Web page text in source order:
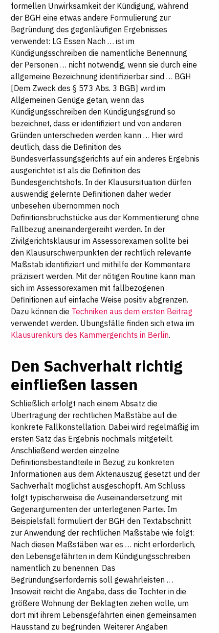
formellen Unwirksamkeit der Kündigung, während
der BGH eine etwas andere Formulierung zur
Begründung des gegenläufigen Ergebnisses
verwendet: LG Essen Nach … ist im
Kündigungsschreiben die namentliche Benennung
der Personen … nicht notwendig, wenn sie durch eine
allgemeine Bezeichnung identifizierbar sind … BGH
[Dem Zweck des § 573 Abs. 3 BGB] wird im
Allgemeinen Genüge getan, wenn das
Kündigungsschreiben den Kündigungsgrund so
bezeichnet, dass er identifiziert und von anderen
Gründen unterschieden werden kann … Hier wird
deutlich, dass die Definition des
Bundesverfassungsgerichts auf ein anderes Ergebnis
ausgerichtet ist als die Definition des
Bundesgerichtshofs. In der Klausursituation dürfen
auswendig gelernte Definitionen daher weder
unbesehen übernommen noch
Definitionsbruchstücke aus der Kommentierung ohne
Fallbezug aneinandergereiht werden. In der
Zivilgerichtsklausur im Assessorexamen sollte bei
den Klausurschwerpunkten der rechtlich relevante
Maßstab identifiziert und mithilfe der Kommentare
präzisiert werden. Mit der nötigen Routine kann man
sich im Assessorexamen mit fallbezogenen
Definitionen auf einfache Weise positiv abgrenzen.
Dazu können die Techniken aus dem ersten Beitrag
verwendet werden. Übungsfälle finden sich etwa im
Klausurenkurs des Kammergerichts in Berlin.
Den Sachverhalt richtig
einfließen lassen
Schließlich erfolgt nach einem Absatz die
Übertragung der rechtlichen Maßstäbe auf die
konkrete Fallkonstellation. Dabei wird regelmäßig im
ersten Satz das Ergebnis nochmals mitgeteilt.
Anschließend werden einzelne
Definitionsbestandteile in Bezug zu konkreten
Informationen aus dem Aktenauszug gesetzt und der
Sachverhalt möglichst ausgeschöpft. Am Schluss
folgt typischerweise die Auseinandersetzung mit
Gegenargumenten der unterlegenen Partei. Im
Beispielsfall formuliert der BGH den Textabschnitt
zur Anwendung der rechtlichen Maßstäbe wie folgt:
Nach diesen Maßstäben war es … nicht erforderlich,
den Lebensgefährten in dem Kündigungsschreiben
namentlich zu benennen. Das
Begründungserfordernis soll gewährleisten …
Insoweit reicht die Angabe, dass die Tochter in die
größere Wohnung der Beklagten ziehen wolle, um
dort mit ihrem Lebensgefährten einen gemeinsamen
Hausstand zu begründen. Weiterer Angaben